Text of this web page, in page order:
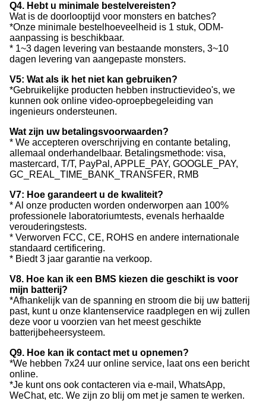
Q4. Hebt u minimale bestelvereisten?
Wat is de doorlooptijd voor monsters en batches?
*Onze minimale bestelhoeveelheid is 1 stuk, ODM-
aanpassing is beschikbaar.
* 1~3 dagen levering van bestaande monsters, 3~10
dagen levering van aangepaste monsters.
V5: Wat als ik het niet kan gebruiken?
*Gebruikelijke producten hebben instructievideo's, we
kunnen ook online video-oproepbegeleiding van
ingenieurs ondersteunen.
Wat zijn uw betalingsvoorwaarden?
* We accepteren overschrijving en contante betaling,
allemaal onderhandelbaar. Betalingsmethode: visa,
mastercard, T/T, PayPal, APPLE_PAY, GOOGLE_PAY,
GC_REAL_TIME_BANK_TRANSFER, RMB
V7: Hoe garandeert u de kwaliteit?
* Al onze producten worden onderworpen aan 100%
professionele laboratoriumtests, evenals herhaalde
verouderingstests.
* Verworven FCC, CE, ROHS en andere internationale
standaard certificering.
* Biedt 3 jaar garantie na verkoop.
V8. Hoe kan ik een BMS kiezen die geschikt is voor
mijn batterij?
*Afhankelijk van de spanning en stroom die bij uw batterij
past, kunt u onze klantenservice raadplegen en wij zullen
deze voor u voorzien van het meest geschikte
batterijbeheersysteem.
Q9. Hoe kan ik contact met u opnemen?
*We hebben 7x24 uur online service, laat ons een bericht
online.
*Je kunt ons ook contacteren via e-mail, WhatsApp,
WeChat, etc. We zijn zo blij om met je samen te werken.